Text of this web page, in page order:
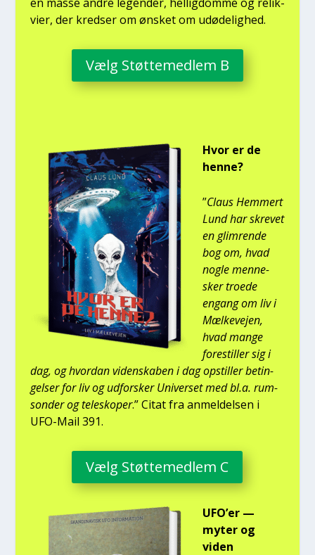
vi­er, der kred­ser om ønsket om udø­de­lig­hed.
Vælg Støt­te­med­lem B
Hvor er de
hen­ne?
”Claus Hem­mert
Lund har skre­vet
en glim­ren­de
bog om, hvad
nog­le men­ne­
sker tro­e­de
engang om liv i
Mæl­ke­vej­en,
hvad man­ge
fore­stil­ler sig i
dag, og hvor­dan viden­ska­ben i dag opstil­ler betin­
gel­ser for liv og udfor­sker Uni­ver­set med bl.a. rum­
son­der og telesko­per.” Citat fra anmel­del­sen i
UFO-Mail 391.
Vælg Støt­te­med­lem C
UFO’er —
myter og
viden